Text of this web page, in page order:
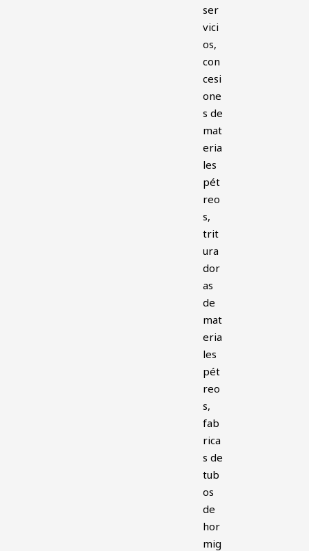
ser
vici
os,
con
cesi
one
s de
mat
eria
les
pét
reo
s,
trit
ura
dor
as
de
mat
eria
les
pét
reo
s,
fab
rica
s de
tub
os
de
hor
mig